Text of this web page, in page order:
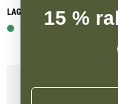
LAGERSTATUS WEBSHOP
4 på lager15 %
Navn